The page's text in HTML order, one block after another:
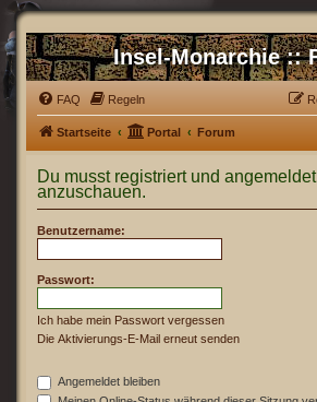
Insel-Monarchie ::
FAQ Regeln
Startseite Portal Forum
Du musst registriert und
anzuschauen.
Benutzername:
Passwort:
Ich habe mein Passwort vergessen
Die Aktivierungs-E-Mail erneut senden
Angemeldet bleiben